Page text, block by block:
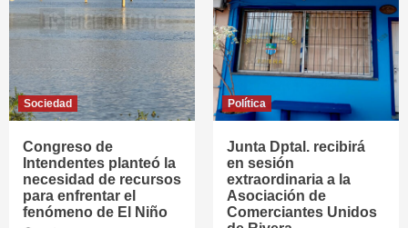
Sociedad
Congreso de
Intendentes planteó la
necesidad de recursos
para enfrentar el
fenómeno de El Niño
Política
Junta Dptal. recibirá
en sesión
extraordinaria a la
Asociación de
Comerciantes Unidos